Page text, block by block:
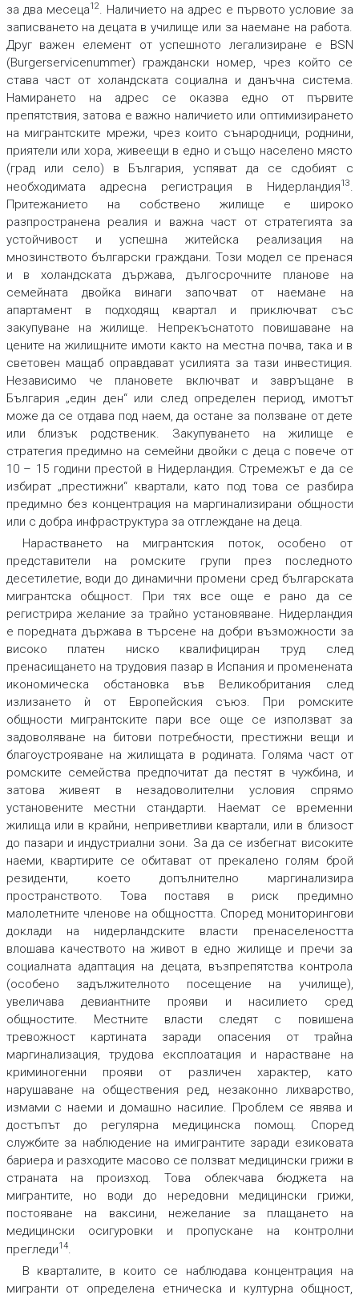
за два месеца12. Наличието на адрес е първото условие за
записването на децата в училище или за наемане на работа.
Друг важен елемент от успешното легализиране е BSN
(Burgerservicenummer) граждански номер, чрез който се
става част от холандската социална и данъчна система.
Намирането на адрес се оказва едно от първите
препятствия, затова е важно наличието или оптимизирането
на мигрантските мрежи, чрез които сънародници, роднини,
приятели или хора, живеещи в едно и също населено място
(град или село) в България, успяват да се сдобият с
необходимата адресна регистрация в Нидерландия13.
Притежанието на собствено жилище е широко
разпространена реалия и важна част от стратегията за
устойчивост и успешна житейска реализация на
мнозинството български граждани. Този модел се пренася
и в холандската държава, дългосрочните планове на
семейната двойка винаги започват от наемане на
апартамент в подходящ квартал и приключват със
закупуване на жилище. Непрекъснатото повишаване на
цените на жилищните имоти както на местна почва, така и в
световен мащаб оправдават усилията за тази инвестиция.
Независимо че плановете включват и завръщане в
България „един ден“ или след определен период, имотът
може да се отдава под наем, да остане за ползване от дете
или близък родственик. Закупуването на жилище е
стратегия предимно на семейни двойки с деца с повече от
10 – 15 години престой в Нидерландия. Стремежът е да се
избират „престижни“ квартали, като под това се разбира
предимно без концентрация на маргинализирани общности
или с добра инфраструктура за отглеждане на деца.
Нарастването на мигрантския поток, особено от
представители на ромските групи през последното
десетилетие, води до динамични промени сред българската
мигрантска общност. При тях все още е рано да се
регистрира желание за трайно установяване. Нидерландия
е поредната държава в търсене на добри възможности за
високо платен ниско квалифициран труд след
пренасищането на трудовия пазар в Испания и променената
икономическа обстановка във Великобритания след
излизането ѝ от Европейския съюз. При ромските
общности мигрантските пари все още се използват за
задоволяване на битови потребности, престижни вещи и
благоустрояване на жилищата в родината. Голяма част от
ромските семейства предпочитат да пестят в чужбина, и
затова живеят в незадоволителни условия спрямо
установените местни стандарти. Наемат се временни
жилища или в крайни, неприветливи квартали, или в близост
до пазари и индустриални зони. За да се избегнат високите
наеми, квартирите се обитават от прекалено голям брой
резиденти, което допълнително маргинализира
пространството. Това поставя в риск предимно
малолетните членове на общността. Според мониторингови
доклади на нидерландските власти пренаселеността
влошава качеството на живот в едно жилище и пречи за
социалната адаптация на децата, възпрепятства контрола
(особено задължителното посещение на училище),
увеличава девиантните прояви и насилието сред
общностите. Местните власти следят с повишена
тревожност картината заради опасения от трайна
маргинализация, трудова експлоатация и нарастване на
криминогенни прояви от различен характер, като
нарушаване на обществения ред, незаконно лихварство,
измами с наеми и домашно насилие. Проблем се явява и
достъпът до регулярна медицинска помощ. Според
службите за наблюдение на имигрантите заради езиковата
бариера и разходите масово се ползват медицински грижи в
страната на произход. Това облекчава бюджета на
мигрантите, но води до нередовни медицински грижи,
постояване на ваксини, нежелание за плащането на
медицински осигуровки и пропускане на контролни
прегледи14.
В кварталите, в които се наблюдава концентрация на
мигранти от определена етническа и културна общност,